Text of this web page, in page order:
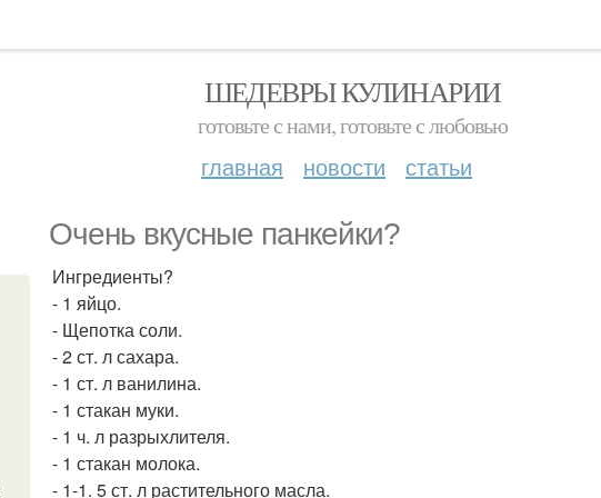
ШЕДЕВРЫ КУЛИНАРИИ
готовьте с нами, готовьте с любовью
главная новости статьи
Очень вкусные панкейки?
Ингредиенты?
- 1 яйцо.
- Щепотка соли.
- 2 ст. л сахара.
- 1 ст. л ванилина.
- 1 стакан муки.
- 1 ч. л разрыхлителя.
- 1 стакан молока.
- 1-1. 5 ст. л растительного масла.